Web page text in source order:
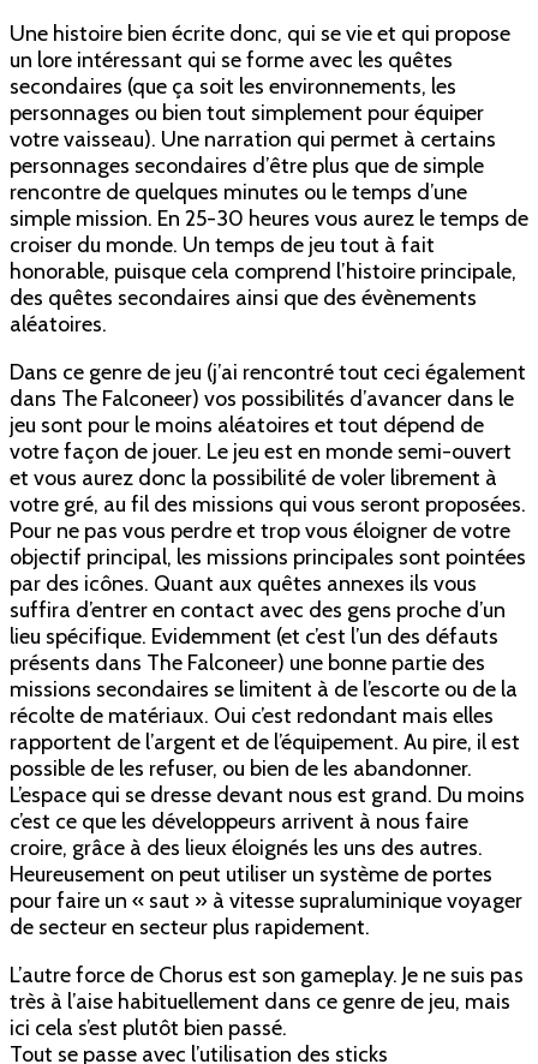
Une histoire bien écrite donc, qui se vie et qui propose
un lore intéressant qui se forme avec les quêtes
secondaires (que ça soit les environnements, les
personnages ou bien tout simplement pour équiper
votre vaisseau). Une narration qui permet à certains
personnages secondaires d’être plus que de simple
rencontre de quelques minutes ou le temps d’une
simple mission. En 25-30 heures vous aurez le temps de
croiser du monde. Un temps de jeu tout à fait
honorable, puisque cela comprend l’histoire principale,
des quêtes secondaires ainsi que des évènements
aléatoires.
Dans ce genre de jeu (j’ai rencontré tout ceci également
dans The Falconeer) vos possibilités d’avancer dans le
jeu sont pour le moins aléatoires et tout dépend de
votre façon de jouer. Le jeu est en monde semi-ouvert
et vous aurez donc la possibilité de voler librement à
votre gré, au fil des missions qui vous seront proposées.
Pour ne pas vous perdre et trop vous éloigner de votre
objectif principal, les missions principales sont pointées
par des icônes. Quant aux quêtes annexes ils vous
suffira d’entrer en contact avec des gens proche d’un
lieu spécifique. Evidemment (et c’est l’un des défauts
présents dans The Falconeer) une bonne partie des
missions secondaires se limitent à de l’escorte ou de la
récolte de matériaux. Oui c’est redondant mais elles
rapportent de l’argent et de l’équipement. Au pire, il est
possible de les refuser, ou bien de les abandonner.
L’espace qui se dresse devant nous est grand. Du moins
c’est ce que les développeurs arrivent à nous faire
croire, grâce à des lieux éloignés les uns des autres.
Heureusement on peut utiliser un système de portes
pour faire un « saut » à vitesse supraluminique voyager
de secteur en secteur plus rapidement.
L’autre force de Chorus est son gameplay. Je ne suis pas
très à l’aise habituellement dans ce genre de jeu, mais
ici cela s’est plutôt bien passé.
Tout se passe avec l’utilisation des sticks